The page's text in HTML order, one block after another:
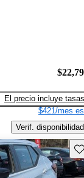
El precio incluye tasas
$421/mes
Verif. disponibilidad